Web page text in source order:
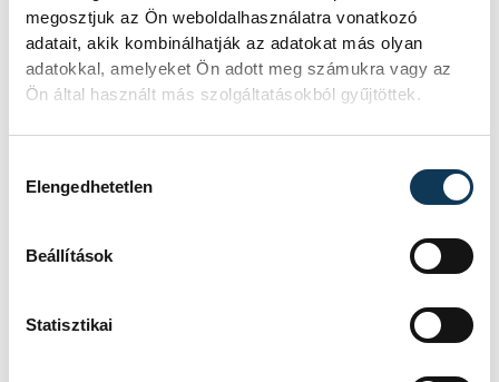
megosztjuk az Ön weboldalhasználatra vonatkozó
adatait, akik kombinálhatják az adatokat más olyan
adatokkal, amelyeket Ön adott meg számukra vagy az
Ön által használt más szolgáltatásokból gyűjtöttek.
Elengedhetetlen
Beállítások
Statisztikai